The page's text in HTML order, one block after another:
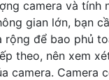
camera và tính
gian lớn, bạn
rộng để bao phủ
theo, nên xem
camera. Camera